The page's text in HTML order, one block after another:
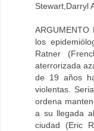
Stewart,Darryl
los
Ratner
aterrorizada
de 19 años
violentas.
ordena
a su llegada
ciudad (Eric